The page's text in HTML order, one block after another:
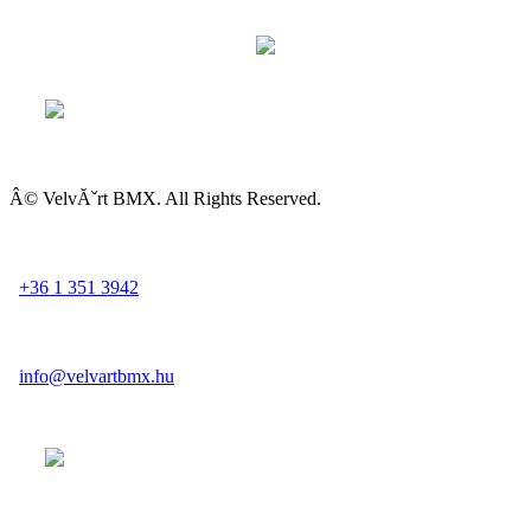
Â© VelvĂˇrt BMX. All Rights Reserved.
+36 1 351 3942
info@velvartbmx.hu